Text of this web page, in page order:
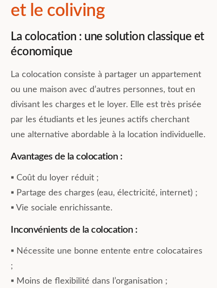
et le coliving
La colocation : une solution classique et
économique
La colocation consiste à partager un appartement
ou une maison avec d’autres personnes, tout en
divisant les charges et le loyer. Elle est très prisée
par les étudiants et les jeunes actifs cherchant
une alternative abordable à la location individuelle.
Avantages de la colocation :
▪︎ Coût du loyer réduit ;
▪︎ Partage des charges (eau, électricité, internet) ;
▪︎ Vie sociale enrichissante.
Inconvénients de la colocation :
▪︎ Nécessite une bonne entente entre colocataires
;
▪︎ Moins de flexibilité dans l’organisation ;